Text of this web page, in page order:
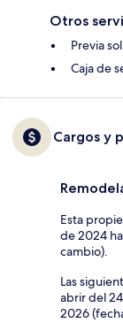
Otros
Previa
Caja de
Cargos y
Esta
de 2024
cambio).
Las
abrir del
2026